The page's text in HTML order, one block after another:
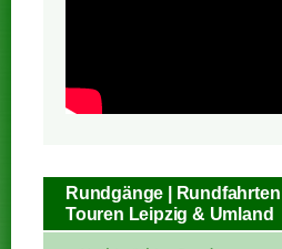
Rundgänge | Rundfahrten |
Touren Leipzig & Umland